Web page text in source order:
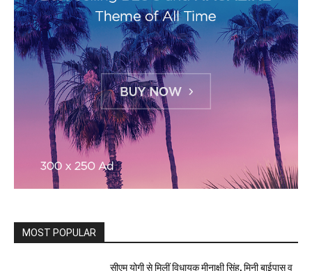
MOST POPULAR
सीएम योगी से मिलीं विधायक मीनाक्षी सिंह, मिनी बाईपास व